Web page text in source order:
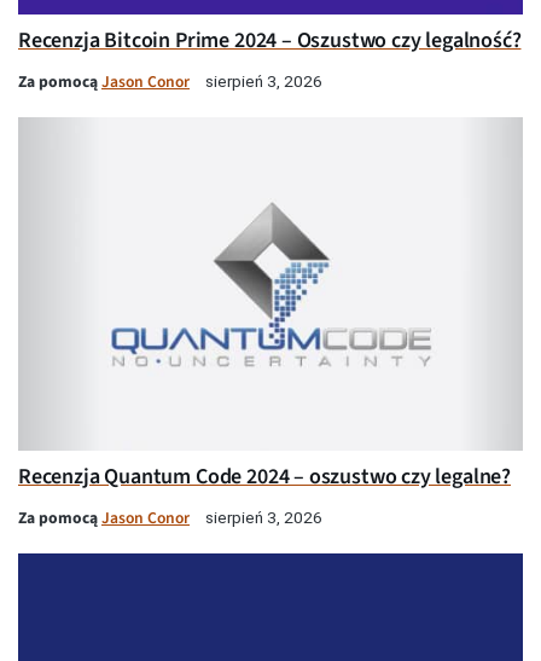
Recenzja Bitcoin Prime 2024 – Oszustwo czy legalność?
Za pomocąJason Conor sierpień 3, 2026
Recenzja Quantum Code 2024 – oszustwo czy legalne?
Za pomocąJason Conor sierpień 3, 2026